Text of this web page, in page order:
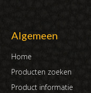
Algemeen
Home
Producten zoeken
Product informatie